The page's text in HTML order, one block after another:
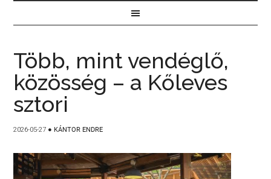
Több, mint vendéglő,
közösség – a Kőleves
sztori
2026-05-27 ● KÁNTOR ENDRE